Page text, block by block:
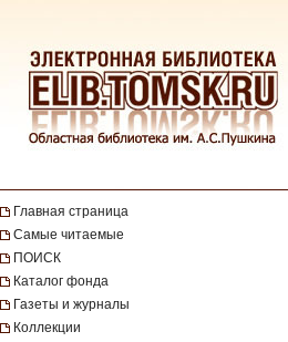
Главная страница
Самые читаемые
ПОИСК
Каталог фонда
Газеты и журналы
Коллекции